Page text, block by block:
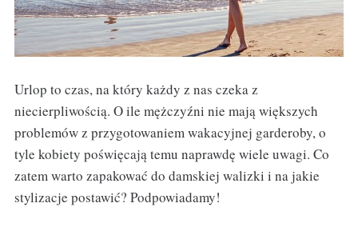
Urlop to czas, na który każdy z nas czeka z
niecierpliwością. O ile mężczyźni nie mają większych
problemów z przygotowaniem wakacyjnej garderoby, o
tyle kobiety poświęcają temu naprawdę wiele uwagi. Co
zatem warto zapakować do damskiej walizki i na jakie
stylizacje postawić? Podpowiadamy!